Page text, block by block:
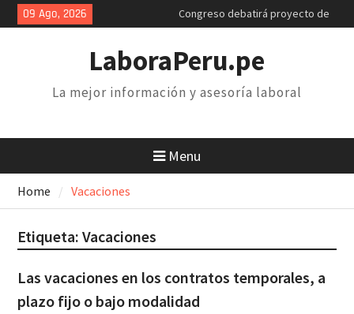
Skip
to
09 Ago, 2026
Congreso debatirá proyecto de
retiro AFP. Problema y solución
trabajadores anuncian paro y
huelga nacional
Retiro 25% AFP: el descuento
LaboraPeru.pe
La mejor información y asesoría laboral
Menu
Home Vacaciones
Etiqueta: Vacaciones
Las vacaciones en los contratos temporales, a
plazo fijo o bajo modalidad